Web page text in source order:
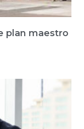
plan maestro